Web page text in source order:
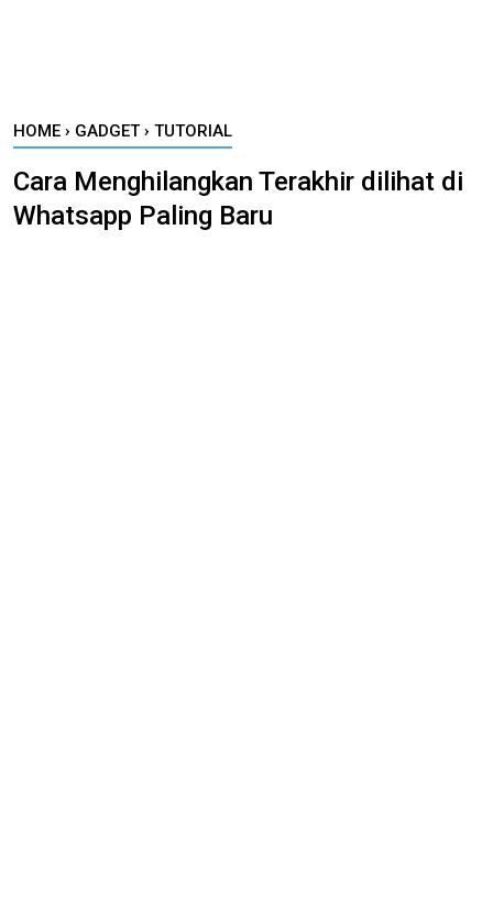
HOME › GADGET› TUTORIAL
Cara Menghilangkan Terakhir dilihat di
Whatsapp Paling Baru